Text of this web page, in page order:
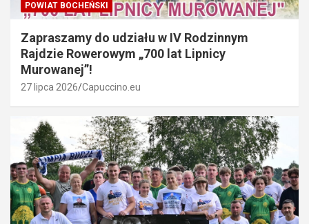
POWIAT BOCHEŃSKI
Zapraszamy do udziału w IV Rodzinnym
Rajdzie Rowerowym „700 lat Lipnicy
Murowanej”!
27 lipca 2026 Capuccino.eu